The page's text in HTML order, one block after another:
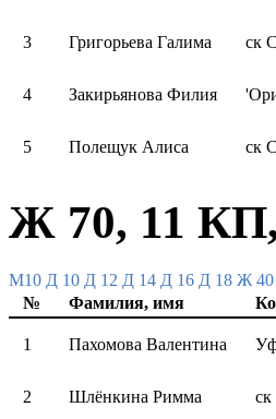
3 Григорьева Галима ск
4 Закирьянова Филия
5 Полещук Алиса ск
Ж 70, 11
M10 Д 10 Д 12 Д 14 Д 16 Д 18 Ж 40
№
Фамилия, имя
1 Пахомова Валентина
2 Шлёнкина Римма